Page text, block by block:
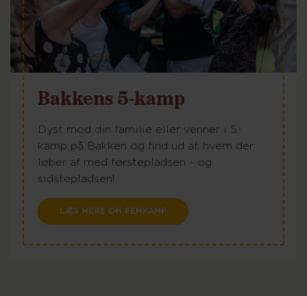
Bakkens 5-kamp
Dyst mod din familie eller venner i 5-
kamp på Bakken og find ud af, hvem der
løber af med førstepladsen - og
sidstepladsen!
LÆS MERE OM FEMKAMP